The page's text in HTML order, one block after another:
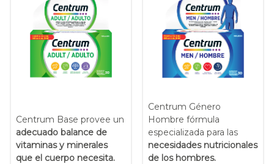
Centrum Base provee un
adecuado balance de
vitaminas y minerales
que el cuerpo necesita.
Centrum Género
Hombre fórmula
especializada para las
necesidades nutricionales
de los hombres.